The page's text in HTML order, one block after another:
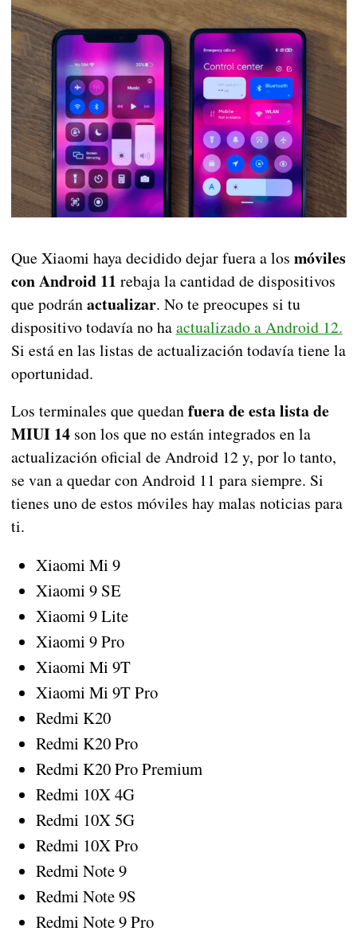
Que Xiaomi haya decidido dejar fuera a los móviles
con Android 11 rebaja la cantidad de dispositivos
que podránactualizar. No te preocupes si tu
dispositivo todavía no haactualizado a Android 12.
Si está en las listas de actualización todavía tiene la
oportunidad.
Los terminales que quedanfuera de esta lista de
MIUI 14son los que no están integrados en la
actualización oficial de Android 12 y, por lo tanto,
se van a quedar con Android 11 para siempre. Si
tienes uno de estos móviles hay malas noticias para
ti.
Xiaomi Mi 9
Xiaomi 9 SE
Xiaomi 9 Lite
Xiaomi 9 Pro
Xiaomi Mi 9T
Xiaomi Mi 9T Pro
Redmi K20
Redmi K20 Pro
Redmi K20 Pro Premium
Redmi 10X 4G
Redmi 10X 5G
Redmi 10X Pro
Redmi Note 9
Redmi Note 9S
Redmi Note 9 Pro